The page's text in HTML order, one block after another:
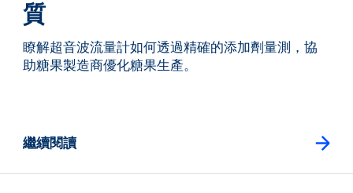
質
瞭解超音波流量計如何透過精確的添加劑量測，協
助糖果製造商優化糖果生產。
繼續閱讀